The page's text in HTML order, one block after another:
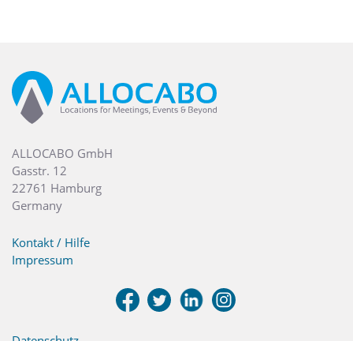
ALLOCABO GmbH
Gasstr. 12
22761 Hamburg
Germany
Kontakt / Hilfe
Impressum